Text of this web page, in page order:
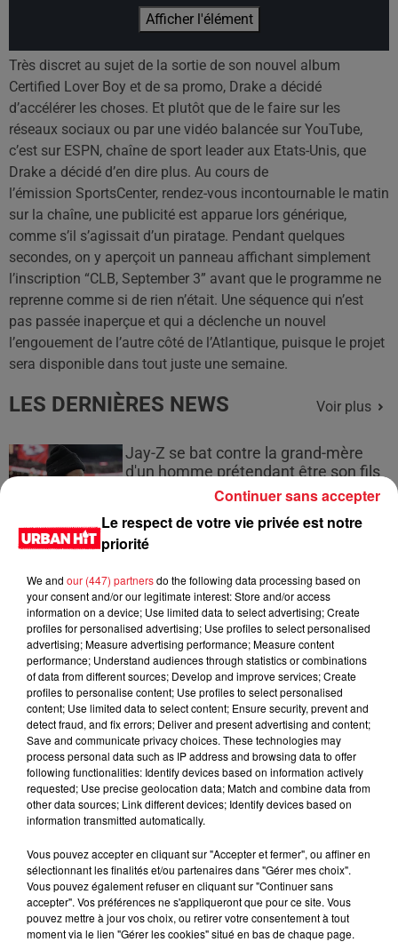
Afficher l'élément
Très discret au sujet de la sortie de son nouvel album
Certified Lover Boy et de sa promo, Drake a décidé
d’accélérer les choses. Et plutôt que de le faire sur les
réseaux sociaux ou par une vidéo balancée sur YouTube,
c’est sur ESPN, chaîne de sport leader aux Etats-Unis, que
Drake a décidé d’en dire plus. Au cours de
l’émission SportsCenter, rendez-vous incontournable le matin
sur la chaîne, une publicité est apparue lors générique,
comme s’il s’agissait d’un piratage. Pendant quelques
secondes, on y aperçoit un panneau affichant simplement
l’inscription “CLB, September 3” avant que le programme ne
reprenne comme si de rien n’était. Une séquence qui n’est
pas passée inaperçue et qui a déclenche un nouvel
l’engouement de l’autre côté de l’Atlantique, puisque le projet
sera disponible dans tout juste une semaine.
LES DERNIÈRES NEWS Voir plus
Jay-Z se bat contre la grand-mère
d'un homme prétendant être son fils
masculine dans sa bataille...
Des vitres tombent de la tour
Montparnasse : des désaccords
entre...
Incendies en Gironde : encore
plusieurs semaines avant
l'extinction...
Bouches-du-Rhône : les ossements
Le respect de votre vie privée est notre
priorité
We and our (447) partnersdo the following data processing based on
your consent and/or our legitimate interest: Store and/or access
information on a device; Use limited data to select advertising; Create
profiles for personalised advertising; Use profiles to select personalised
advertising; Measure advertising performance; Measure content
performance; Understand audiences through statistics or combinations
of data from different sources; Develop and improve services; Create
profiles to personalise content; Use profiles to select personalised
content; Use limited data to select content; Ensure security, prevent and
detect fraud, and fix errors; Deliver and present advertising and content;
Save and communicate privacy choices. These technologies may
process personal data such as IP address and browsing data to offer
following functionalities: Identify devices based on information actively
requested; Use precise geolocation data; Match and combine data from
other data sources; Link different devices; Identify devices based on
information transmitted automatically.
Vous pouvez accepter en cliquant sur "Accepter et fermer", ou affiner en
sélectionnant les finalités et/ou partenaires dans "Gérer mes choix".
Vous pouvez également refuser en cliquant sur "Continuer sans
accepter". Vos préférences ne s'appliqueront que pour ce site. Vous
pouvez mettre à jour vos choix, ou retirer votre consentement à tout
moment via le lien "Gérer les cookies" situé en bas de chaque page.
Continuer sans accepter